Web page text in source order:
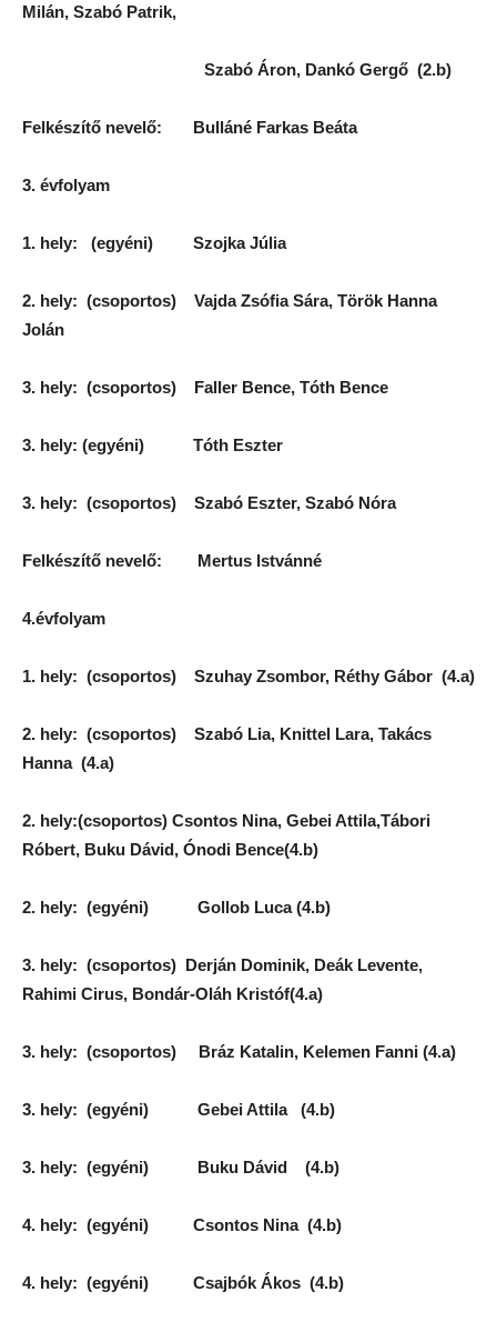
Milán, Szabó Patrik,
Szabó Áron, Dankó Gergő (2.b)
Felkészítő nevelő: Bulláné Farkas Beáta
3. évfolyam
1. hely: (egyéni) Szojka Júlia
2. hely: (csoportos) Vajda Zsófia Sára, Török Hanna
Jolán
3. hely: (csoportos) Faller Bence, Tóth Bence
3. hely: (egyéni) Tóth Eszter
3. hely: (csoportos) Szabó Eszter, Szabó Nóra
Felkészítő nevelő: Mertus Istvánné
4.évfolyam
1. hely: (csoportos) Szuhay Zsombor, Réthy Gábor (4.a)
2. hely: (csoportos) Szabó Lia, Knittel Lara, Takács
Hanna (4.a)
2. hely:(csoportos) Csontos Nina, Gebei Attila,Tábori
Róbert, Buku Dávid, Ónodi Bence(4.b)
2. hely: (egyéni) Gollob Luca (4.b)
3. hely: (csoportos) Derján Dominik, Deák Levente,
Rahimi Cirus, Bondár-Oláh Kristóf(4.a)
3. hely: (csoportos) Bráz Katalin, Kelemen Fanni (4.a)
3. hely: (egyéni) Gebei Attila (4.b)
3. hely: (egyéni) Buku Dávid (4.b)
4. hely: (egyéni) Csontos Nina (4.b)
4. hely: (egyéni) Csajbók Ákos (4.b)